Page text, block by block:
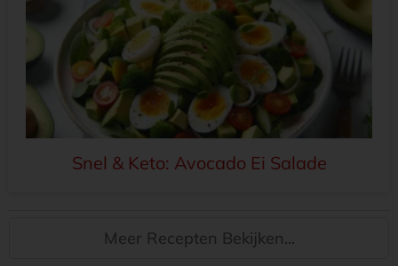
Snel & Keto: Avocado Ei Salade
Meer Recepten Bekijken...